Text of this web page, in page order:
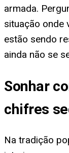
armada.
situação onde
estão sendo
ainda não se
Sonhar
chifres
Na tradição